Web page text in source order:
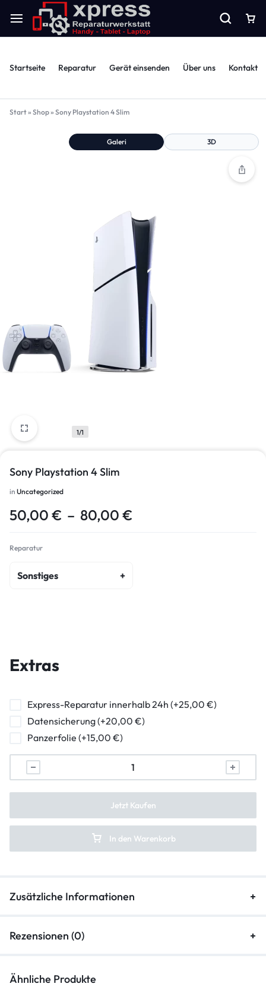
Startseite Reparatur Gerät einsenden Über uns Kontakt
Start» Shop» Sony Playstation 4 Slim
1/1
Galeri 3D
Sony Playstation 4 Slim
in Uncategorized
50,00 € – 80,00 €
Reparatur
Sonstiges
Ladebuchse Reparatur
Extras
Express-Reparatur innerhalb 24h (+25,00 €)
Datensicherung (+20,00 €)
Panzerfolie (+15,00 €)
In den Warenkorb
Jetzt Kaufen
Zusätzliche Informationen
Rezensionen (0)
Ähnliche Produkte